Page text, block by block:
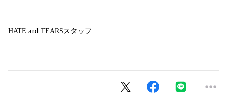
HATE and TEARSスタッフ